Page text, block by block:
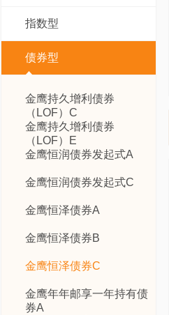
指数型
债券型
金鹰持久增利债券
（LOF）C
金鹰持久增利债券
（LOF）E
金鹰恒润债券发起式A
金鹰恒润债券发起式C
金鹰恒泽债券A
金鹰恒泽债券B
金鹰恒泽债券C
金鹰年年邮享一年持有债
券A